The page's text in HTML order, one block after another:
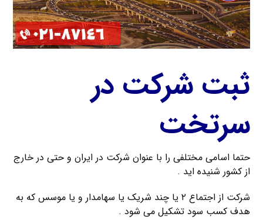
ثبت شرکت در
سرتخت
حتما اسامی مختلفی را با عنوان شرکت در ایران و حتی در خارج
از کشور شنیده اید .
شرکت از اجتماع ۲ یا چند شریک یا سهامدار و یا موسس که به
هدف کسب سود تشکیل می شود .